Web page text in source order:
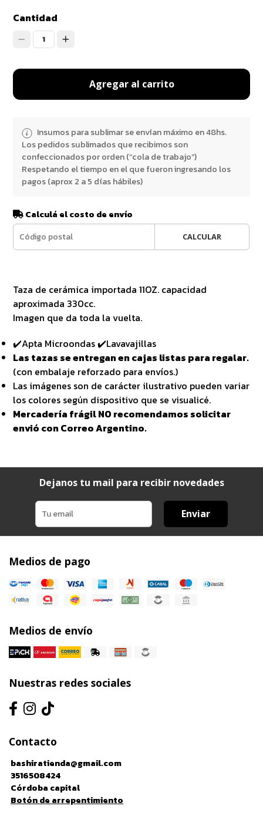
Cantidad
1
Agregar al carrito
Insumos para sublimar se envían máximo en 48hs.
Los pedidos sublimados que recibimos son
confeccionados por orden (“cola de trabajo”)
Respetando el tiempo en el que fueron ingresando los
pagos (aprox 2 a 5 días hábiles)
Calculá el costo de envío
CALCULAR
Taza de cerámica importada 11OZ. capacidad
aproximada 330cc.
Imagen que da toda la vuelta.
✔️Apta Microondas ✔️Lavavajillas
Las tazas se entregan en cajas listas para regalar.
(con embalaje reforzado para envíos.)
Las imágenes son de carácter ilustrativo pueden variar
los colores según dispositivo que se visualicé.
Mercadería frágil NO recomendamos solicitar
envió con Correo Argentino.
Dejanos tu mail para recibir novedades
Enviar
Medios de pago
Medios de envío
Nuestras redes sociales
Contacto
bashiratienda@gmail.com
3516508424
Córdoba capital
Botón de arrepentimiento